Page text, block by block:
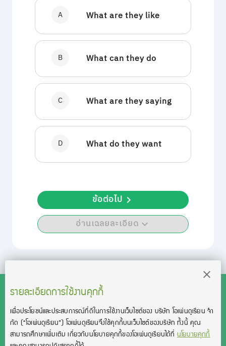
A What are they like
B What can they do
C What are they saying
D What do they want
อ่านเฉลยละเอียด
ข้อต่อไป
รายละเอียดการใช้งานคุกกี้
เพื่อประโยชน์และประสบการณ์ที่ดีในการใช้งานเว็บไซต์ของ บริษัท โอเพ่นดูเรียน จํา
กัด (“โอเพ่นดูเรียน”)โอเพ่นดูเรียนจึงใช้คุกกี้บนเว็บไซต์ของบริษัท ทั้งนี้ คุณ
สามารถศึกษาเพิ่มเติม เกี่ยวกับนโยบายคุกกี้ของโอเพ่นดูเรียนได้ที่นโยบายคุกกี้
สงวนลิขสิทธิ์โดย บริษัท โอเพ่นดูเรียน จำกัด 2021 ©︎ OpenDurian
Co., Ltd.
TOEIC® and TOEFL® are registered trademarks of Educational Testing